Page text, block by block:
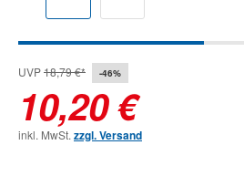
UVP18,79 €* -46%
10,20 €
inkl. MwSt. zzgl. Versand